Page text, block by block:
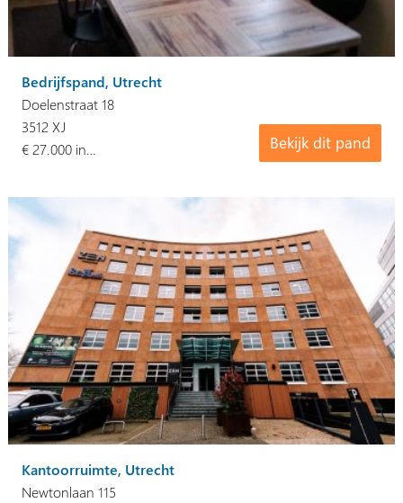
Bedrijfspand, Utrecht
Doelenstraat 18
Bekijk dit pand
3512 XJ
€ 27.000 in…
Kantoorruimte, Utrecht
Newtonlaan 115